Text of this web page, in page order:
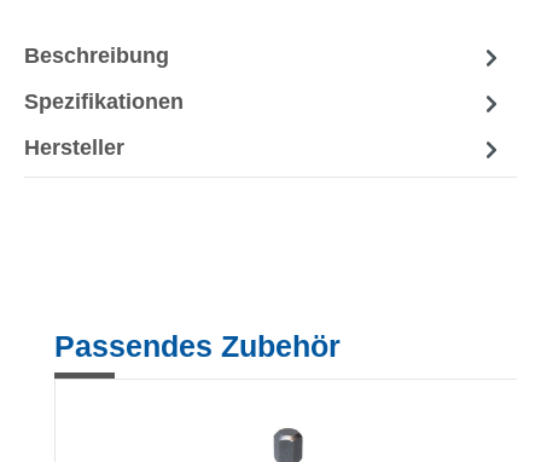
Beschreibung
Spezifikationen
Hersteller
Produktgalerie überspringen
Passendes Zubehör